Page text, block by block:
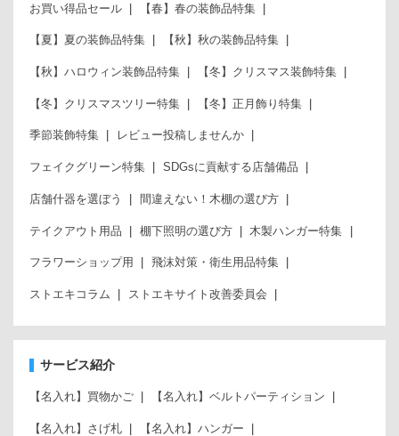
お買い得品セール 【春】春の装飾品特集
【夏】夏の装飾品特集 【秋】秋の装飾品特集
【秋】ハロウィン装飾品特集 【冬】クリスマス装飾特集
【冬】クリスマスツリー特集 【冬】正月飾り特集
季節装飾特集 レビュー投稿しませんか
フェイクグリーン特集 SDGsに貢献する店舗備品
店舗什器を選ぼう 間違えない！木棚の選び方
テイクアウト用品 棚下照明の選び方 木製ハンガー特集
フラワーショップ用 飛沫対策・衛生用品特集
ストエキコラム ストエキサイト改善委員会
サービス紹介
【名入れ】買物かご 【名入れ】ベルトパーティション
【名入れ】さげ札 【名入れ】ハンガー